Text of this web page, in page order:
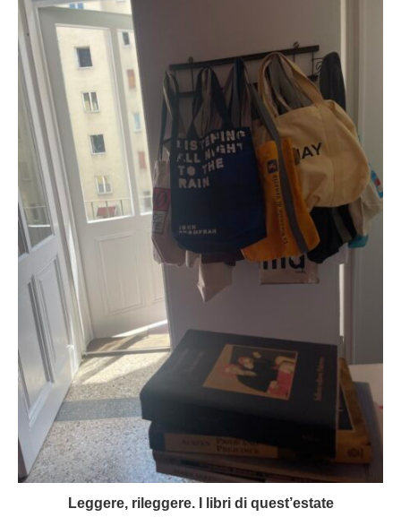
Leggere, rileggere. I libri di quest’estate